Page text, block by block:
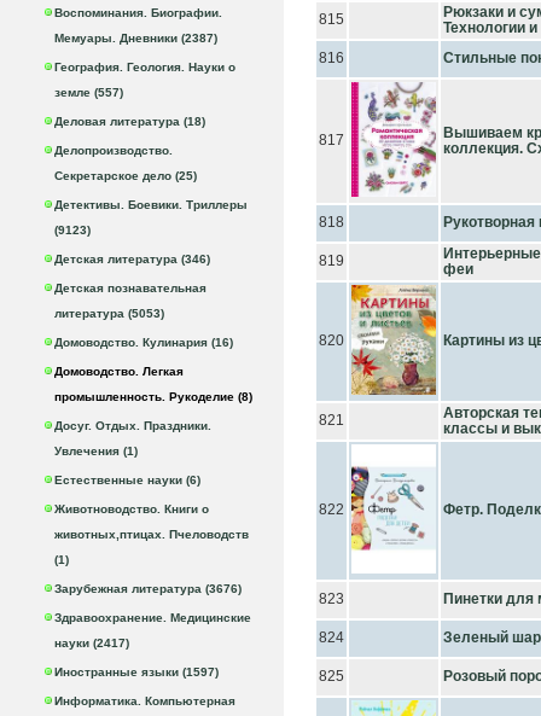
Воспоминания. Биографии.
Мемуары. Дневники (2387)
География. Геология. Науки о
земле (557)
Деловая литература (18)
Делопроизводство.
Секретарское дело (25)
Детективы. Боевики. Триллеры
(9123)
Детская литература (346)
Детская познавательная
литература (5053)
Домоводство. Кулинария (16)
Домоводство. Легкая
промышленность. Рукоделие (8)
Досуг. Отдых. Праздники.
Увлечения (1)
Естественные науки (6)
Животноводство. Книги о
животных,птицах. Пчеловодств
(1)
Зарубежная литература (3676)
Здравоохранение. Медицинские
науки (2417)
Иностранные языки (1597)
Информатика. Компьютерная
815
Рюкзаки и
Технологии
816
Стильные
817
Вышиваем
коллекция.
818 Рукотворная
819
феи
820 Картины из
821
Авторская
классы и
822 Фетр.
823 Пинетки
824 Зеленый
825 Розовый